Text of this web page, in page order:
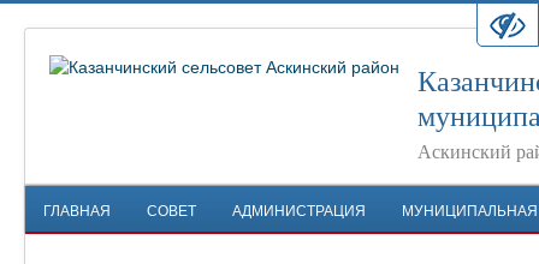
Аскинский
ГЛАВНАЯ СОВЕТ АДМИНИСТРАЦИЯ